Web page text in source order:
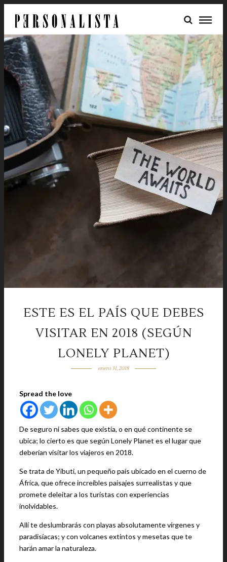
ESTE ES EL PAÍS QUE DEBES
VISITAR EN 2018 (SEGÚN
LONELY PLANET)
enero 31, 2018
Spread the love
De seguro ni sabes que existía, o en qué continente se
ubica; lo cierto es que según Lonely Planet es el lugar que
deberían visitar los viajeros en 2018.
Se trata de Yibuti, un pequeño país ubicado en el cuerno de
África, que ofrece increíbles paisajes surrealistas y que
promete deleitar a los turistas con experiencias
inolvidables.
Allí te deslumbrarás con playas absolutamente vírgenes y
paradisíacas; y con volcanes extintos y mesetas que te
harán amar la naturaleza.